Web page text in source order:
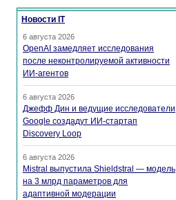
Новости IT
6 августа 2026
OpenAI замедляет исследования
после неконтролируемой активности
ИИ-агентов
6 августа 2026
Джефф Дин и ведущие исследователи
Google создадут ИИ-стартап
Discovery Loop
6 августа 2026
Mistral выпустила Shieldstral — модель
на 3 млрд параметров для
адаптивной модерации